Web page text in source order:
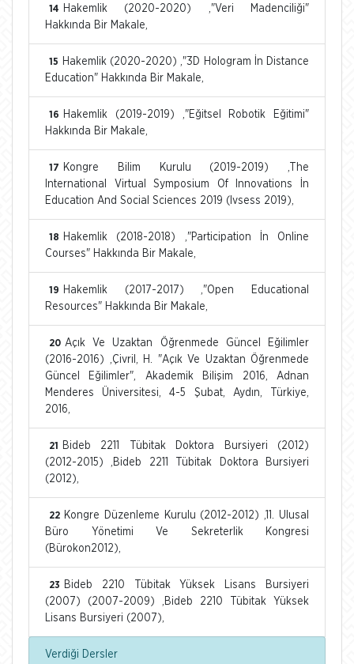
14
Hakemlik (2020-2020) ,"Veri Madenciliği"
Hakkında Bir Makale,
15
Hakemlik (2020-2020) ,"3D Hologram İn Distance
Education" Hakkında Bir Makale,
16
Hakemlik (2019-2019) ,"Eğitsel Robotik Eğitimi"
Hakkında Bir Makale,
17
Kongre Bilim Kurulu (2019-2019) ,The
International Virtual Symposium Of Innovations İn
Education And Social Sciences 2019 (Ivsess 2019),
18
Hakemlik (2018-2018) ,"Participation İn Online
Courses" Hakkında Bir Makale,
19
Hakemlik (2017-2017) ,"Open Educational
Resources" Hakkında Bir Makale,
20 Açık Ve Uzaktan Öğrenmede Güncel Eğilimler
(2016-2016) ,Çivril, H. "Açık Ve Uzaktan Öğrenmede
Güncel Eğilimler", Akademik Bilişim 2016, Adnan
Menderes Üniversitesi, 4-5 Şubat, Aydın, Türkiye,
2016,
21
Bideb 2211 Tübitak Doktora Bursiyeri (2012)
(2012-2015) ,Bideb 2211 Tübitak Doktora Bursiyeri
(2012),
22 Kongre Düzenleme Kurulu (2012-2012) ,11. Ulusal
Büro Yönetimi Ve Sekreterlik Kongresi
(Bürokon2012),
23
Bideb 2210 Tübitak Yüksek Lisans Bursiyeri
(2007) (2007-2009) ,Bideb 2210 Tübitak Yüksek
Lisans Bursiyeri (2007),
Verdiği Dersler